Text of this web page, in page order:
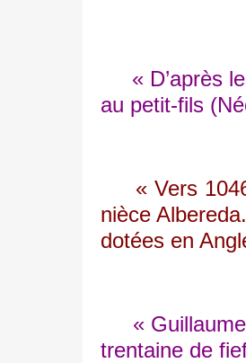
« D’après
au petit-fils
« Vers 1046
nièce
dotées en
« Guillaume
trentaine de